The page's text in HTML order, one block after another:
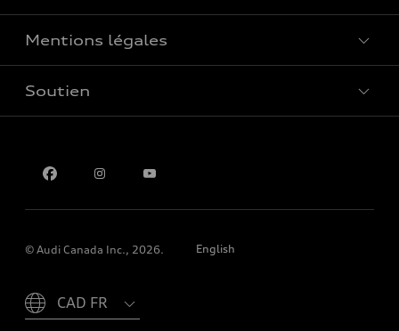
Mentions légales
Soutien
© Audi Canada Inc., 2026. English